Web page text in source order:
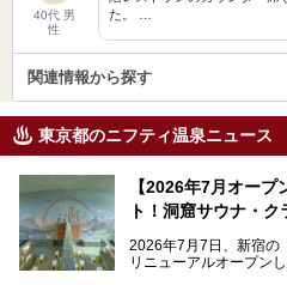
40代 男
性
た。 …
関連情報から探す
東京都のニフティ温泉ニュース
【2026年7月オー
ト！洞窟サウナ・
2026年7月7日、新宿の
リニューアルオープンし